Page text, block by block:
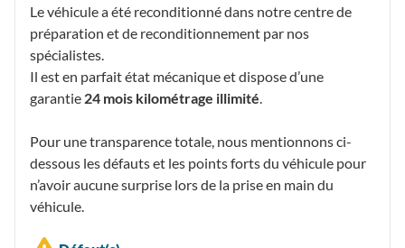
Le véhicule a été reconditionné dans notre centre de
préparation et de reconditionnement par nos
spécialistes.
Il est en parfait état mécanique et dispose d’une
garantie 24 mois kilométrage illimité.
Pour une transparence totale, nous mentionnons ci-
dessous les défauts et les points forts du véhicule pour
n’avoir aucune surprise lors de la prise en main du
véhicule.